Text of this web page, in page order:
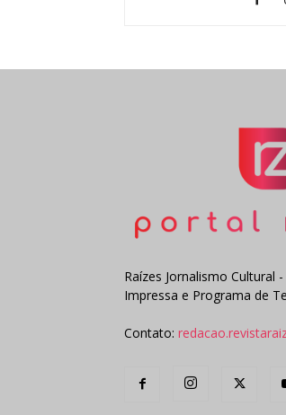
Raízes Jornalismo Cultural
Impressa e Programa de
Contato: